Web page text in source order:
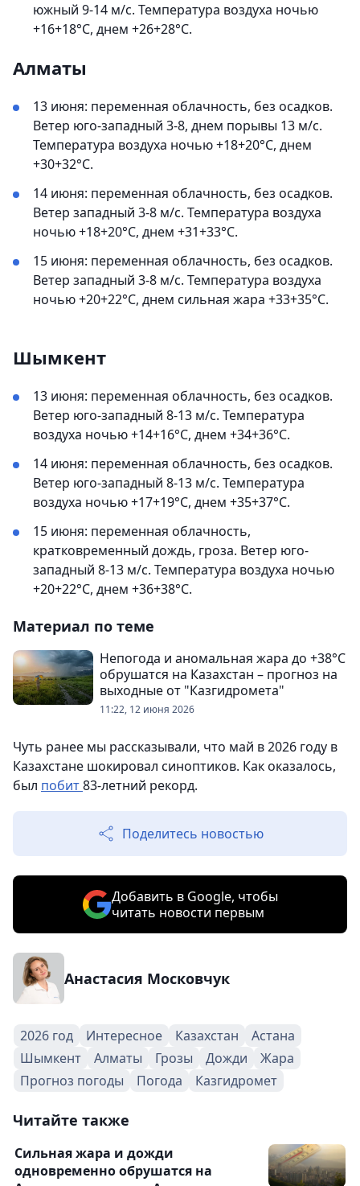
южный 9-14 м/с. Температура воздуха ночью
+16+18°С, днем +26+28°С.
Алматы
13 июня: переменная облачность, без осадков.
Ветер юго-западный 3-8, днем порывы 13 м/с.
Температура воздуха ночью +18+20°С, днем
+30+32°С.
14 июня: переменная облачность, без осадков.
Ветер западный 3-8 м/с. Температура воздуха
ночью +18+20°С, днем +31+33°С.
15 июня: переменная облачность, без осадков.
Ветер западный 3-8 м/с. Температура воздуха
ночью +20+22°С, днем сильная жара +33+35°С.
Шымкент
13 июня: переменная облачность, без осадков.
Ветер юго-западный 8-13 м/с. Температура
воздуха ночью +14+16°С, днем +34+36°С.
14 июня: переменная облачность, без осадков.
Ветер юго-западный 8-13 м/с. Температура
воздуха ночью +17+19°С, днем +35+37°С.
15 июня: переменная облачность,
кратковременный дождь, гроза. Ветер юго-
западный 8-13 м/с. Температура воздуха ночью
+20+22°С, днем +36+38°С.
Материал по теме
Непогода и аномальная жара до +38°С
обрушатся на Казахстан – прогноз на
выходные от "Казгидромета"
11:22, 12 июня 2026
Чуть ранее мы рассказывали, что май в 2026 году в
Казахстане шокировал синоптиков. Как оказалось,
был побит83-летний рекорд.
Поделитесь новостью
Добавить в Google, чтобы
читать новости первым
Анастасия Московчук
2026 год Интересное Казахстан
Астана
Шымкент
Алматы Грозы Дожди
Жара
Прогноз погоды
Погода Казгидромет
Читайте также
Сильная жара и дожди
одновременно обрушатся на